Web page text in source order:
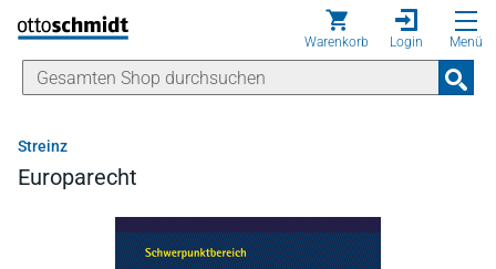
Direkt zum Inhalt
Warenkorb Login Menü
Streinz
Europarecht